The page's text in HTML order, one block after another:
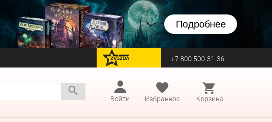
Подробнее
перейти на Zvezda +7 800 500-31-36
Войти
Избранное Корзина